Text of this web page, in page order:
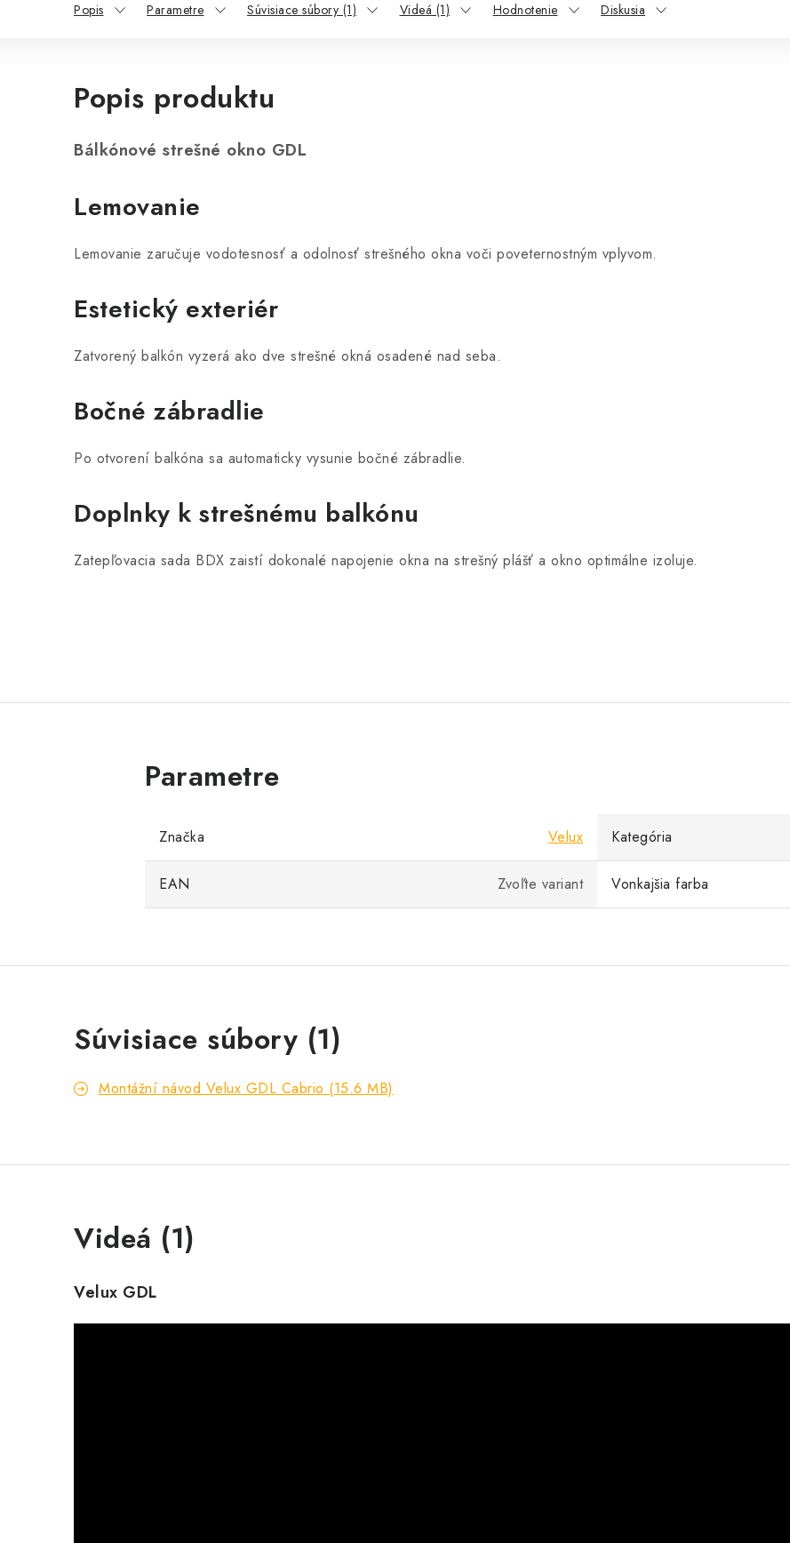
Popis Parametre Súvisiace súbory (1) Videá (1) Hodnotenie Diskusia
Popis produktu
Bálkónové strešné okno GDL
Lemovanie
Lemovanie zaručuje vodotesnosť a odolnosť strešného okna voči poveternostným vplyvom.
Estetický exteriér
Zatvorený balkón vyzerá ako dve strešné okná osadené nad seba.
Bočné zábradlie
Po otvorení balkóna sa automaticky vysunie bočné zábradlie.
Doplnky k strešnému balkónu
Zatepľovacia sada BDX zaistí dokonalé napojenie okna na strešný plášť a okno optimálne izoluje.
Značka Velux Kategória
EAN Zvoľte variant Vonkajšia farba
Súvisiace súbory (1)
Montážní návod Velux GDL Cabrio (15.6 MB)
Videá (1)
Velux GDL